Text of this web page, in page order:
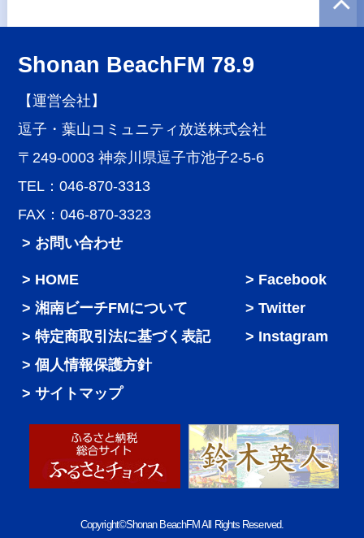
Shonan BeachFM 78.9
【運営会社】
逗子・葉山コミュニティ放送株式会社
〒249-0003 神奈川県逗子市池子2-5-6
TEL：046-870-3313
FAX：046-870-3323
> お問い合わせ
HOME
湘南ビーチFMについて
特定商取引法に基づく表記
個人情報保護方針
サイトマップ
Facebook
Twitter
Instagram
Copyright©Shonan BeachFM All Rights Reserved.